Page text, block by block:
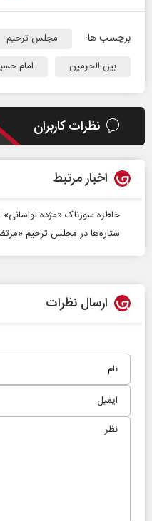
برچسب ها: مجلس ترحیم
بین الحرمین
امام
نظرات کاربران
اخبار مرتبط
خاطره سوزناک «مژده
ستاره‌ها در مجلس ترحیم
ارسال نظرات